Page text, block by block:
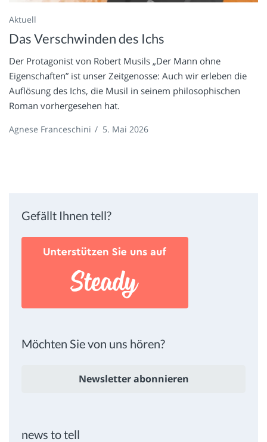
Aktuell
Das Verschwinden des Ichs
Der Protagonist von Robert Musils „Der Mann ohne
Eigenschaften” ist unser Zeitgenosse: Auch wir erleben die
Auflösung des Ichs, die Musil in seinem philosophischen
Roman vorhergesehen hat.
Agnese Franceschini / 5. Mai 2026
Gefällt Ihnen tell?
Möchten Sie von uns hören?
Newsletter abonnieren
news to tell